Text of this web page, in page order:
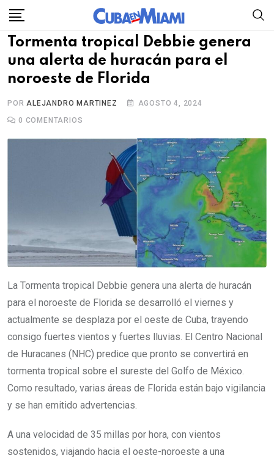
Skip
content
Tormenta tropical Debbie genera
una alerta de huracán para el
noroeste de Florida
PORALEJANDRO MARTINEZ
AGOSTO 4, 2024
0 COMENTARIOS
La Tormenta tropical Debbie genera una alerta de huracán
para el noroeste de Florida se desarrolló el viernes y
actualmente se desplaza por el oeste de Cuba, trayendo
consigo fuertes vientos y fuertes lluvias. El Centro Nacional
de Huracanes (NHC) predice que pronto se convertirá en
tormenta tropical sobre el sureste del Golfo de México.
Como resultado, varias áreas de Florida están bajo vigilancia
y se han emitido advertencias.
A una velocidad de 35 millas por hora, con vientos
sostenidos, viajando hacia el oeste-noroeste a una